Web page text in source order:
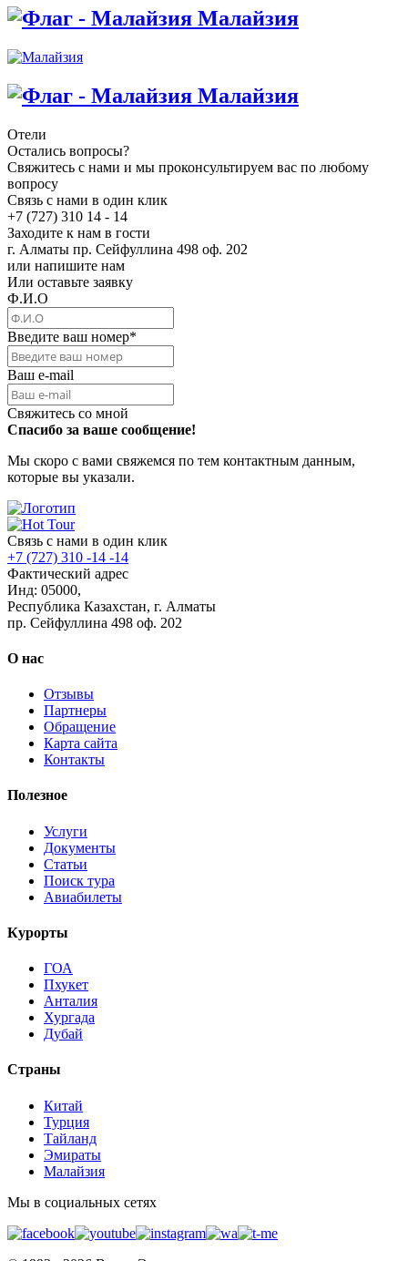
Малайзия
Малайзия
Отели
Остались вопросы?
Свяжитесь с нами и мы проконсультируем вас по любому
вопросу
Связь с нами в один клик
+7 (727) 310 14 - 14
Заходите к нам в гости
г. Алматы пр. Сейфуллина 498 оф. 202
или напишите нам
Или оставьте заявку
Ф.И.О
Введите ваш номер*
Ваш e-mail
Свяжитесь со мной
Спасибо за ваше сообщение!
Мы скоро с вами свяжемся по тем контактным данным,
которые вы указали.
Связь с нами в один клик
+7 (727) 310 -14 -14
Фактический адрес
Инд: 05000,
Республика Казахстан, г. Алматы
пр. Сейфуллина 498 оф. 202
О нас
Отзывы
Партнеры
Обращение
Карта сайта
Контакты
Полезное
Услуги
Документы
Статьи
Поиск тура
Авиабилеты
Курорты
ГОА
Пхукет
Анталия
Хургада
Дубай
Страны
Китай
Турция
Тайланд
Эмираты
Малайзия
Мы в социальных сетях